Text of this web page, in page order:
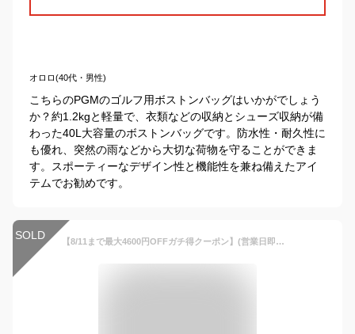
オロロ(40代・男性)
こちらのPGMのゴルフ用ボストンバッグはいかがでしょう
か？約1.2kgと軽量で、衣類などの収納とシューズ収納が備
わった40L大容量のボストンバッグです。防水性・耐久性に
も優れ、突然の雨などから大切な荷物を守ることができま
す。スポーティーなデザイン性と機能性を兼ね備えたアイ
テムでお勧めです。
SOLD 【8/11まで最大4600円OFFガチ得クーポン】(営業日即日発送) アディダス ゴルフ シューズポケット付き ボールドロゴダッフルバッグ IKC87 メンズ レディース 2024年春夏